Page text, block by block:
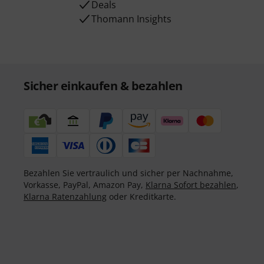
Deals
Thomann Insights
Sicher einkaufen & bezahlen
Bezahlen Sie vertraulich und sicher per Nachnahme,
Vorkasse, PayPal, Amazon Pay, Klarna Sofort bezahlen,
Klarna Ratenzahlung oder Kreditkarte.